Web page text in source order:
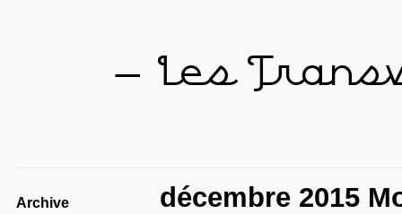
— Les
Archive décembre 2015